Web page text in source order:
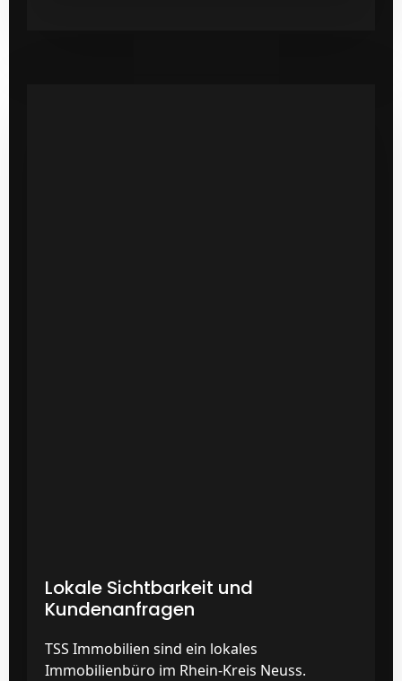
Lokale Sichtbarkeit und
Kundenanfragen
TSS Immobilien sind ein lokales
Immobilienbüro im Rhein-Kreis Neuss.